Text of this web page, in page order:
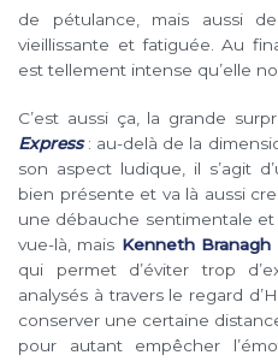
de pétulance, mais aussi
vieillissante et fatiguée. Au
est tellement intense qu’elle
C’est aussi ça, la grande
Express: au-delà de la
son aspect ludique, il s’agit
bien présente et va là aussi
une débauche sentimentale
vue-là, mais Kenneth Branagh
qui permet d’éviter trop
analysés à travers le regard
conserver une certaine
pour autant empêcher